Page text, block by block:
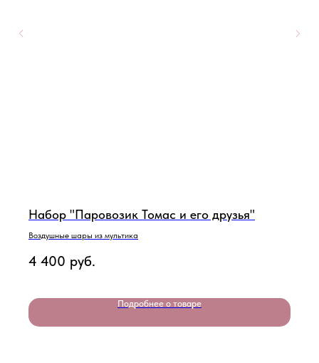
Набор "Паровозик Томас и его друзья"
Воздушные шары из мультика
4 400 руб.
Подробнее о товаре